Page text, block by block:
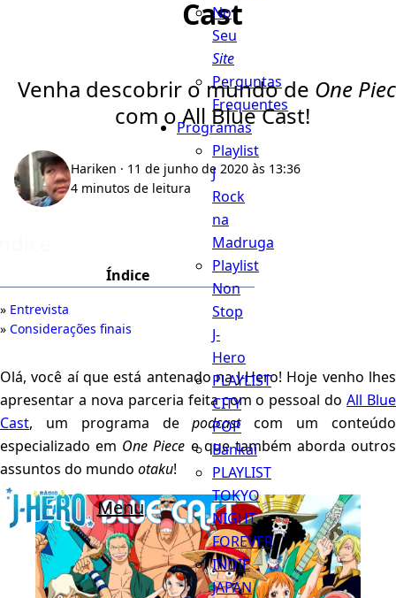
Menu
No
Seu
Site
Perguntas
Frequentes
Programas
Playlist
J
Rock
na
Madruga
Playlist
Non
Stop
J-
Hero
PLAYLIST
CITY
POP
Bankai
PLAYLIST
TOKYO
NIGHT
FOREVER
INDIE
JAPAN
Cast
Venha descobrir o mundo de One
com o All Blue Cast!
Hariken · 11 de junho de 2020 às 13:36
4 minutos de leitura
Índice
Entrevista
Considerações finais
Olá, você aí que está antenado na J-Hero! Hoje venho lhes
apresentar a nova parceria feita com o pessoal doAll Blue
Cast, um programa depodcastcom um conteúdo
especializado em One Piece e que também aborda outros
assuntos do mundo otaku!